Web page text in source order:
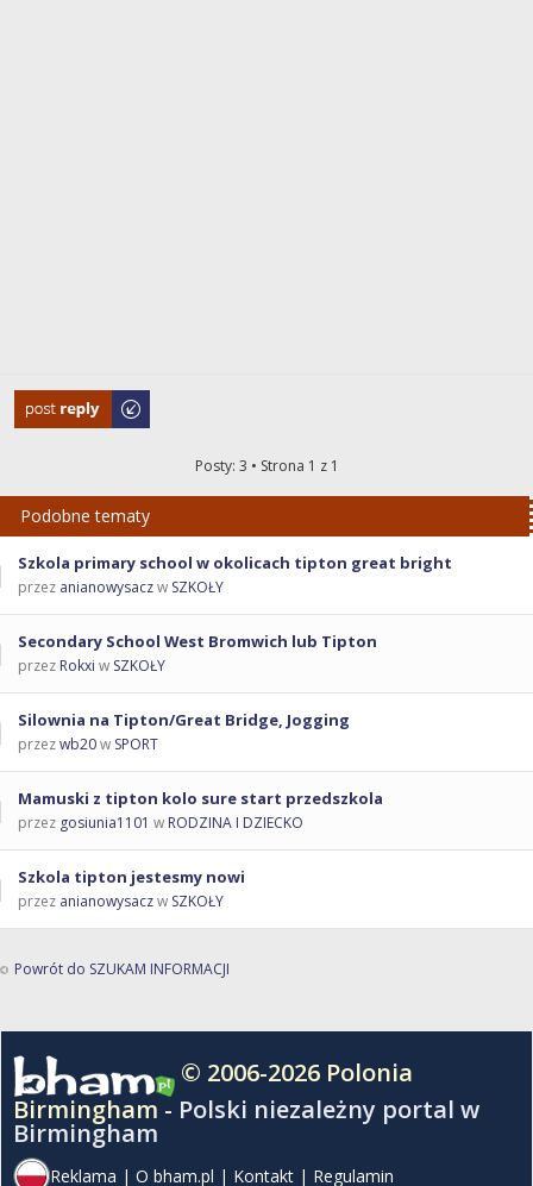
Odpowiedz
Posty: 3 • Strona 1 z 1
Podobne tematy
Szkola primary school w okolicach tipton great bright
przez anianowysaczw SZKOŁY
Secondary School West Bromwich lub Tipton
przez Rokxi w SZKOŁY
Silownia na Tipton/Great Bridge, Jogging
przezwb20w SPORT
Mamuski z tipton kolo sure start przedszkola
przez gosiunia1101 w RODZINA I DZIECKO
Szkola tipton jestesmy nowi
przez anianowysaczw SZKOŁY
Powrót do SZUKAM INFORMACJI
© 2006-2026 Polonia
Birmingham - Polski niezależny portal w
Birmingham
Reklama | O bham.pl | Kontakt | Regulamin